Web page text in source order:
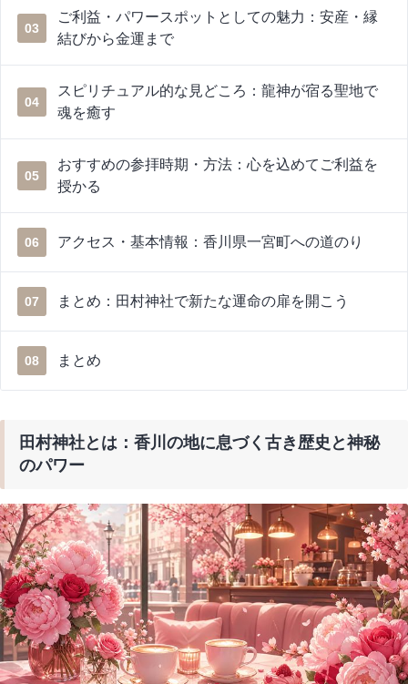
03
ご利益・パワースポットとしての魅力：安産・縁
結びから金運まで
04
スピリチュアル的な見どころ：龍神が宿る聖地で
魂を癒す
05
おすすめの参拝時期・方法：心を込めてご利益を
授かる
06 アクセス・基本情報：香川県一宮町への道のり
07 まとめ：田村神社で新たな運命の扉を開こう
08 まとめ
田村神社とは：香川の地に息づく古き歴史と神秘
のパワー